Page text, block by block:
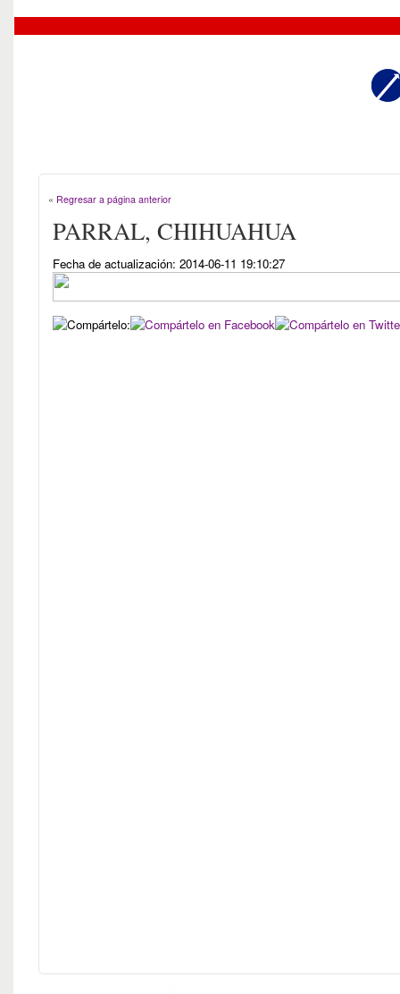
« Regresar a página anterior
PARRAL, CHIHUAHUA
Fecha de actualización: 2014-06-11 19:10:27